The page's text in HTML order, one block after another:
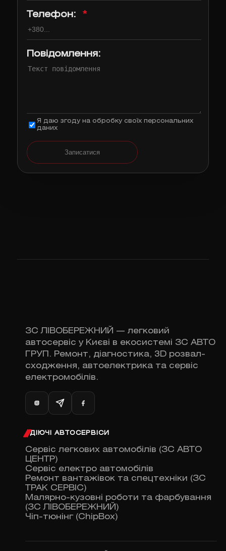
Телефон: *
Повідомлення:
Я даю згоду на обробку своїх персональних
даних
Записатися
ЗС ЛІВОБЕРЕЖНИЙ — легковий
автосервіс у Києві в екосистемі ЗС АВТО
ГРУП. Ремонт, діагностика, 3D розвал-
сходження, автоелектрика та сервіс
електромобілів.
ДІЮЧІ АВТОСЕРВІСИ
Сервіс легкових автомобілів (ЗС АВТО
ЦЕНТР)
Сервіс електро автомобілів
Ремонт вантажівок та спецтехніки (ЗС
ТРАК СЕРВІС)
Малярно-кузовні роботи та фарбування
(ЗС ЛІВОБЕРЕЖНИЙ)
Чіп-тюнінг (ChipBox)